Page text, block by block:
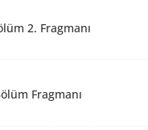
2. Fragmanı
Fragmanı